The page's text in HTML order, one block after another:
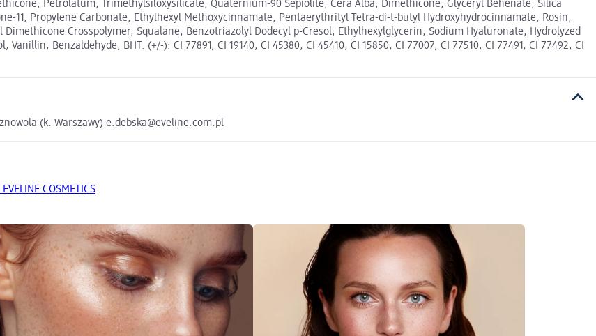
Petrolatum, Trimethylsiloxysilicate, Quaternium-90 Sepiolite, Cera Alba, Dimethicone, Glyceryl Behenate, Silica
11, Propylene Carbonate, Ethylhexyl Methoxycinnamate, Pentaerythrityl Tetra-di-t-butyl Hydroxyhydrocinnamate, Rosin,
Crosspolymer, Squalane, Benzotriazolyl Dodecyl p-Cresol, Ethylhexylglycerin, Sodium Hyaluronate, Hydrolyzed
Benzaldehyde, BHT. (+/-): CI 77891, CI 19140, CI 45380, CI 45410, CI 15850, CI 77007, CI 77510, CI 77491, CI 77492, CI
(k. Warszawy) e.debska@eveline.com.pl
COSMETICS